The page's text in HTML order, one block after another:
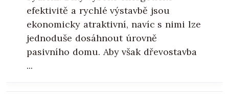
efektivitě a rychlé výstavbě jsou
ekonomicky atraktivní, navíc s nimi lze
jednoduše dosáhnout úrovně
pasivního domu. Aby však dřevostavba
...